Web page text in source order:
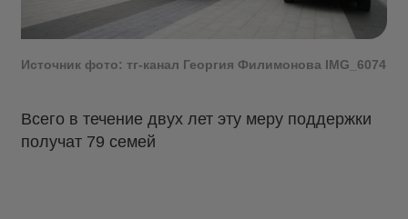
Источник фото: тг-канал Георгия Филимонова IMG_6074
Всего в течение двух лет эту меру поддержки
получат 79 семей